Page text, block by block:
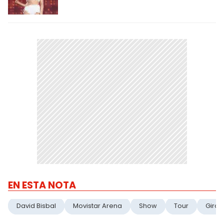
EN ESTA NOTA
David Bisbal Movistar Arena Show Tour Gira